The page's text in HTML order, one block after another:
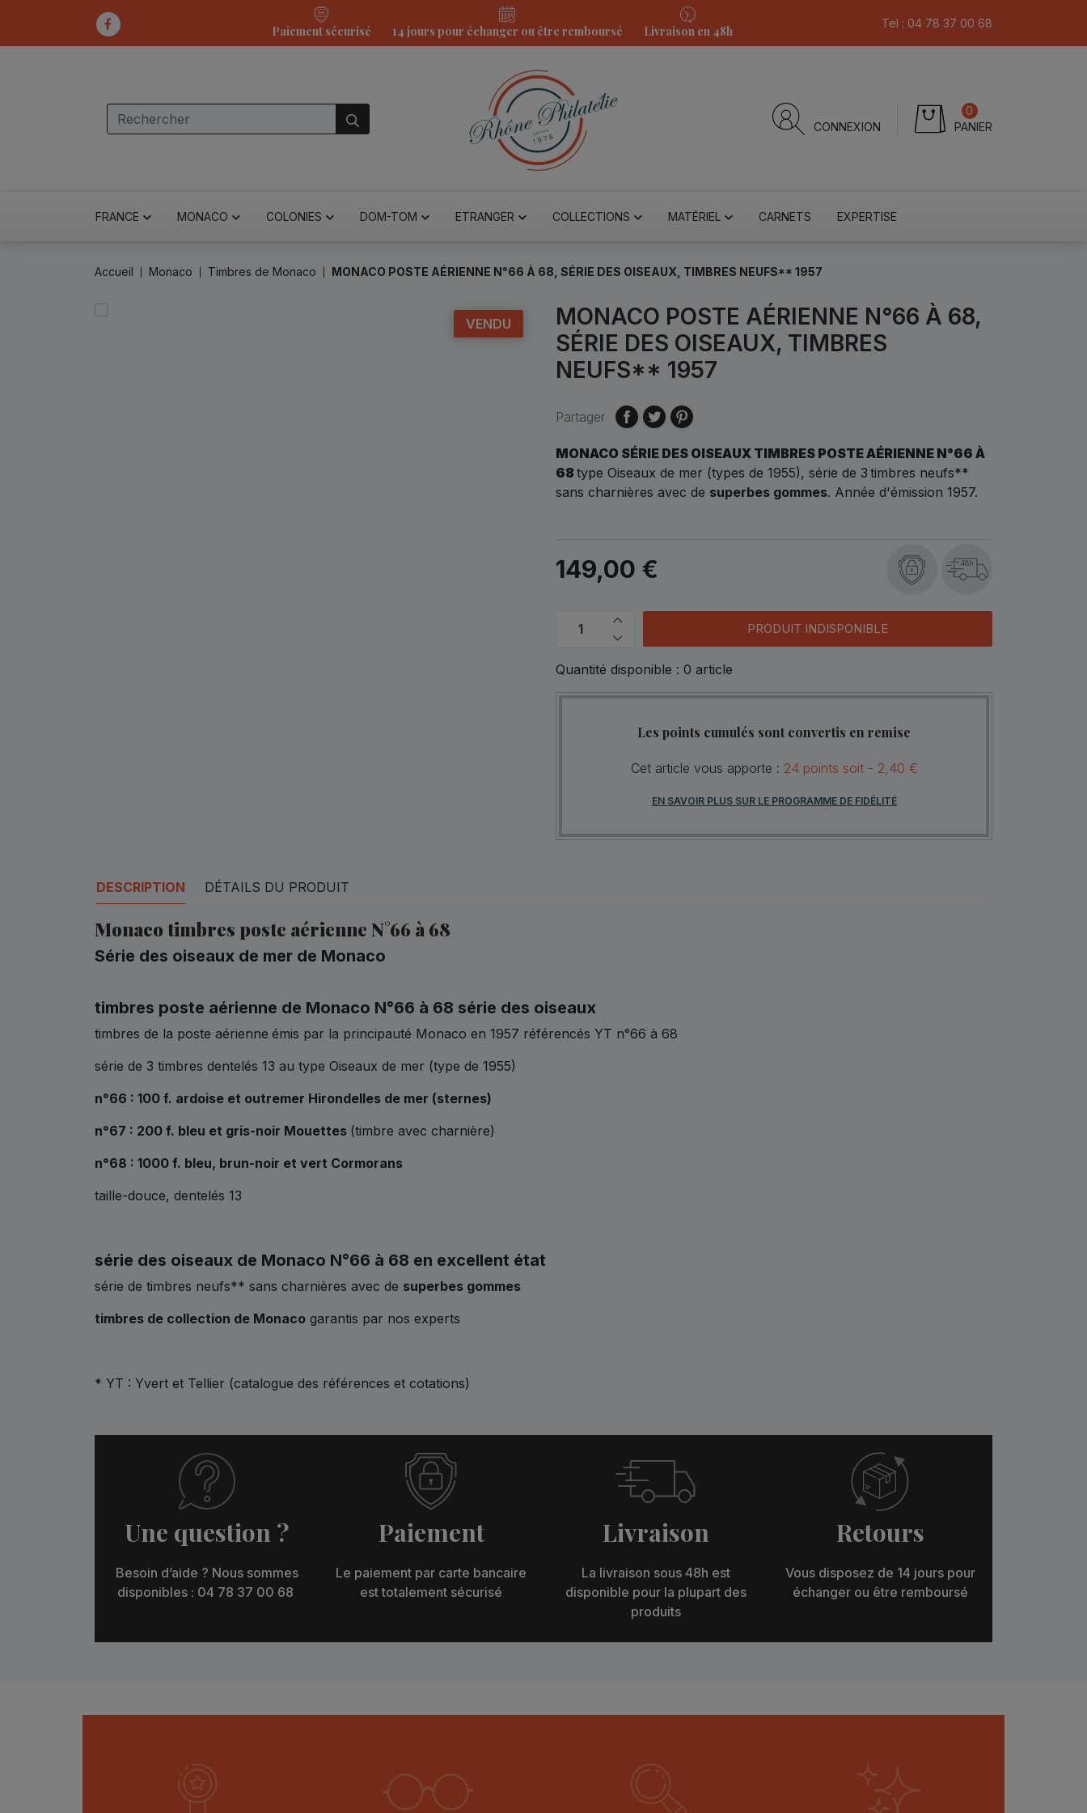
Paiement sécurisé 14 jours pour échanger ou être remboursé Livraison en 48h
Tel : 04 78 37 00 68
CONNEXION PANIER
0
FRANCE MONACO COLONIES DOM-TOM ETRANGER COLLECTIONS MATÉRIEL CARNETS EXPERTISE
Accueil Monaco Timbres de Monaco MONACO POSTE AÉRIENNE N°66 À 68, SÉRIE DES OISEAUX, TIMBRES NEUFS** 1957
VENDU
MONACO POSTE AÉRIENNE N°66 À 68,
SÉRIE DES OISEAUX, TIMBRES
NEUFS** 1957
Partager
MONACO SÉRIE DES OISEAUX TIMBRES POSTE AÉRIENNE N°66 À
68 type Oiseaux de mer (types de 1955), série de 3 timbres neufs**
sans charnières avec de superbes gommes. Année d'émission 1957.
149,00 € 48h
PRODUIT INDISPONIBLE
Quantité disponible : 0 article
Les points cumulés sont convertis en remise
Cet article vous apporte : 24 points soit - 2,40 €
EN SAVOIR PLUS SUR LE PROGRAMME DE FIDÉLITÉ
DESCRIPTION DÉTAILS DU PRODUIT
Monaco timbres poste aérienne N°66 à 68
Série des oiseaux de mer de Monaco
timbres poste aérienne de Monaco N°66 à 68 série des oiseaux
timbres de la poste aérienne émis par la principauté Monaco en 1957 référencés YT n°66 à 68
série de 3 timbres dentelés 13 au type Oiseaux de mer (type de 1955)
n°66 : 100 f. ardoise et outremer Hirondelles de mer (sternes)
n°67 : 200 f. bleu et gris-noir Mouettes (timbre avec charnière)
n°68 : 1000 f. bleu, brun-noir et vert Cormorans
taille-douce, dentelés 13
série des oiseaux de Monaco N°66 à 68 en excellent état
série de timbres neufs** sans charnières avec de superbes gommes
timbres de collection de Monaco garantis par nos experts
* YT : Yvert et Tellier (catalogue des références et cotations)
Une question ?
Besoin d’aide ? Nous sommes
disponibles : 04 78 37 00 68
Paiement
Le paiement par carte bancaire
est totalement sécurisé
Livraison
La livraison sous 48h est
disponible pour la plupart des
produits
Retours
Vous disposez de 14 jours pour
échanger ou être remboursé